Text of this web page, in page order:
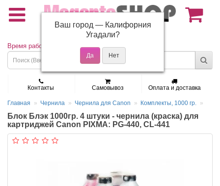
(495) 150-01-37
Время работы: Пн - Пт 9:30 - 19:00
Контакты Самовывоз Оплата и доставка
Главная Чернила Чернила для Canon Комплекты, 1000 гр.
Блок Блэк 1000гр. 4 штуки - чернила (краска) для
картриджей Canon PIXMA: PG-440, CL-441
Ваш город — Калифорния
Угадали?